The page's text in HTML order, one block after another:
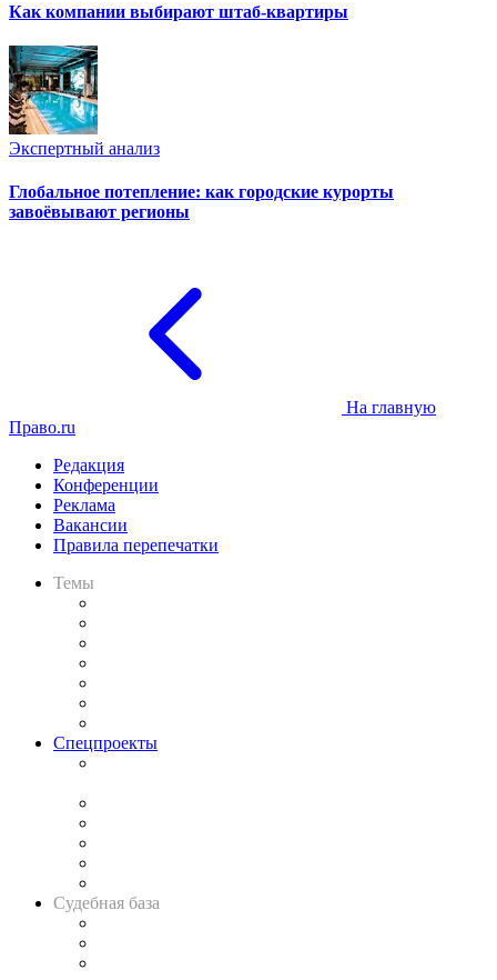
Как компании выбирают штаб-квартиры
Экспертный анализ
Глобальное потепление: как городские курорты
завоёвывают регионы
На главную
Право.ru
Редакция
Конференции
Реклама
Вакансии
Правила перепечатки
Темы
Спецпроекты
Судебная база